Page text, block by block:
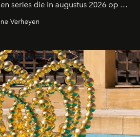
series die in augustus 2026 op de
Verheyen